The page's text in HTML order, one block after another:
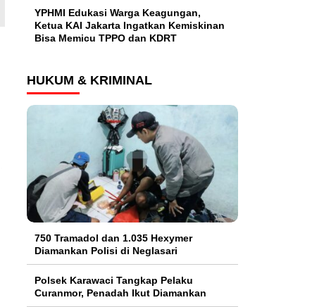
YPHMI Edukasi Warga Keagungan,
Ketua KAI Jakarta Ingatkan Kemiskinan
Bisa Memicu TPPO dan KDRT
HUKUM & KRIMINAL
750 Tramadol dan 1.035 Hexymer
Diamankan Polisi di Neglasari
Polsek Karawaci Tangkap Pelaku
Curanmor, Penadah Ikut Diamankan